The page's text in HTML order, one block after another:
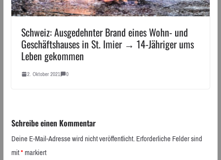
Schweiz: Ausgedehnter Brand eines Wohn- und
Geschäftshauses in St. Imier → 14-Jähriger ums
Leben gekommen
2. Oktober 2021 0
Schreibe einen Kommentar
Deine E-Mail-Adresse wird nicht veröffentlicht.Erforderliche Felder sind
mit*markiert